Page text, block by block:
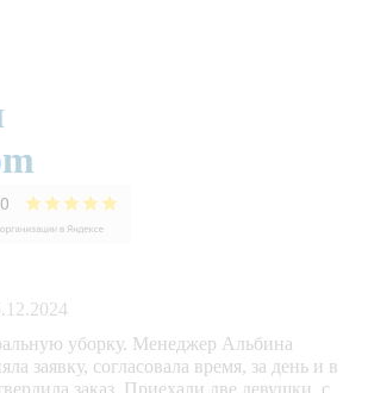
уборку. Менеджер Альбина
заявку, согласовала время, за день и в
заказ. Приехали две девушки, с